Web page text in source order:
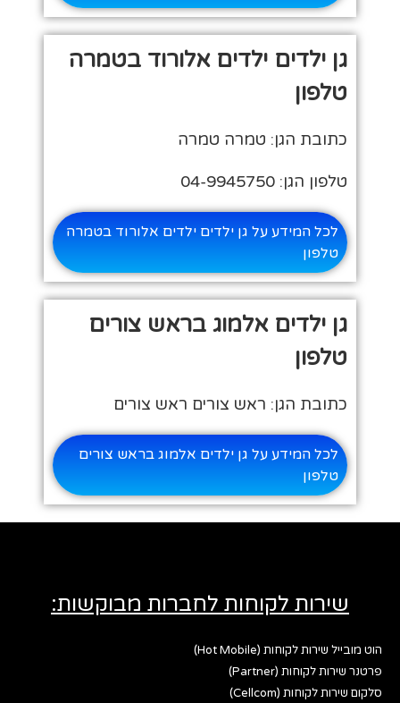
גן ילדים ילדים אלורוד בטמרה
טלפון
כתובת הגן: טמרה טמרה
טלפון הגן: 04-9945750
לכל המידע על גן ילדים ילדים אלורוד בטמרה
טלפון
גן ילדים אלמוג בראש צורים
טלפון
כתובת הגן: ראש צורים ראש צורים
לכל המידע על גן ילדים אלמוג בראש צורים
טלפון
שירות לקוחות לחברות מבוקשות:
הוט מובייל שירות לקוחות (Hot Mobile)
פרטנר שירות לקוחות (Partner)
סלקום שירות לקוחות (Cellcom)